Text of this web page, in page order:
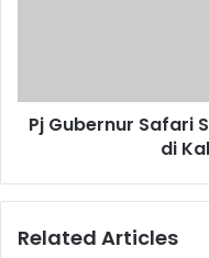
Pj Gubernur Safari
di
Related Articles